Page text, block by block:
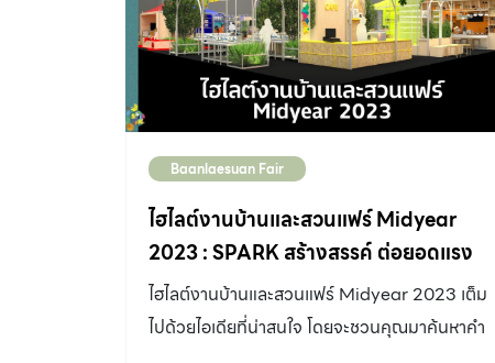
สิงหาคม 2566 จากการนำเสนอและคัดเลือกผล
งานนับร้อยกว่าผลงาน ที่มาจากทั่วประเทศไทย จน
เราได้ผู้เข้ารอบทั้งหมด 7 ทีมด้วยกัน ที่สามารถ
เอาชนะใจกรรมการได้ ผลงานที่ผ่านการคัดเลือก 7
ทีมสุดท้าย ได้แก่ 1. CAT W A L Lแนวคิดการ
ออกแบบ : คอนโดสำหรับน้องแมวในรูปแบบใหม่
ทางเราต้องการออกแบบกำแพงแมวที่เน้น ” ความ
ยืดหยุ่น ” เป็นส่วนสำคัญ อันเนื่องมาจากต้องการ
ให้สามารถนำไปติดตั้งได้ทั้งในบ้านและ
คอนโดมิเนียม โดยเราตีความคอนโดแมวให้เหมือน
คอนโดของคน มีฟังก์ชั่นการใช้งานที่ครบครัน
Baanlaesuan Fair
ไฮไลต์งานบ้านและสวนแฟร์ Midyear
2023 : SPARK สร้างสรรค์ ต่อยอดแรง
บันดาลใจ
ไฮไลต์งานบ้านและสวนแฟร์ Midyear 2023 เต็ม
ไปด้วยไอเดียที่น่าสนใจ โดยจะชวนคุณมาค้นหาคำ